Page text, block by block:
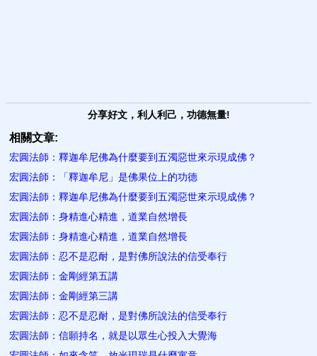
分享好文，利人利己，功德無量!
相關文章:
宏圓法師：釋迦牟尼佛為什麼要到五濁惡世來示現成佛？
宏圓法師：「釋迦牟尼」是佛果位上的功德
宏圓法師：釋迦牟尼佛為什麼要到五濁惡世來示現成佛？
宏圓法師：身精進心精進，道業自然增長
宏圓法師：身精進心精進，道業自然增長
宏圓法師：忍不是忍耐，是對佛所說法的信受奉行
宏圓法師：金剛經第五講
宏圓法師：金剛經第三講
宏圓法師：忍不是忍耐，是對佛所說法的信受奉行
宏圓法師：信願持名，就是以眾生心投入大覺海